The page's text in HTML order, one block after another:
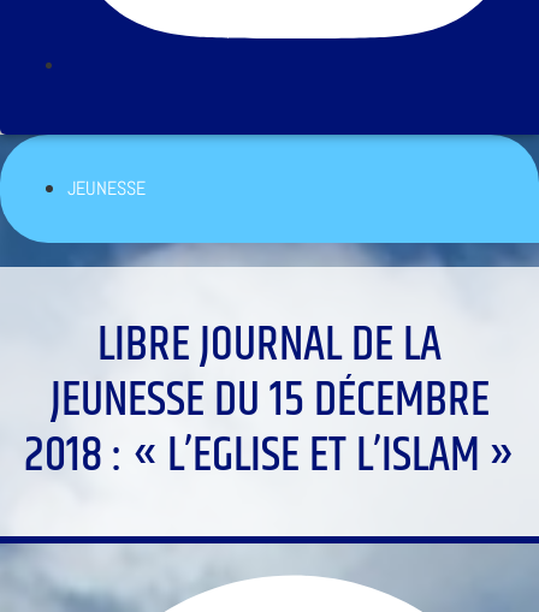
JEUNESSE
LIBRE JOURNAL DE LA
JEUNESSE DU 15 DÉCEMBRE
2018 : « L’EGLISE ET L’ISLAM »